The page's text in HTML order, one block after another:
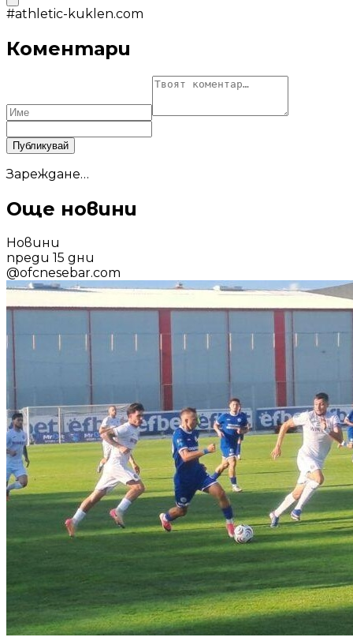
#athletic-kuklen.com
Коментари
Публикувай
Зареждане…
Още новини
Новини
преди 15 дни
@ofcnesebar.com